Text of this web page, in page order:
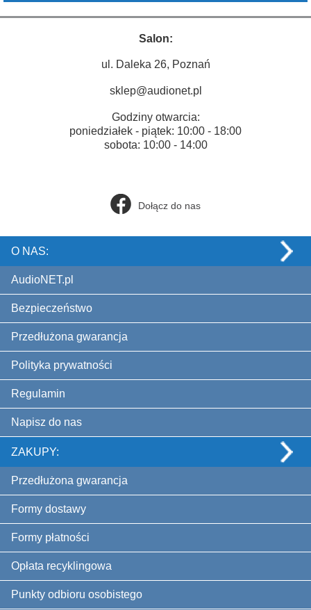
Salon:
ul. Daleka 26, Poznań
sklep@audionet.pl
Godziny otwarcia:
poniedziałek - piątek: 10:00 - 18:00
sobota: 10:00 - 14:00
Dołącz do nas
O NAS:
AudioNET.pl
Bezpieczeństwo
Przedłużona gwarancja
Polityka prywatności
Regulamin
Napisz do nas
ZAKUPY:
Przedłużona gwarancja
Formy dostawy
Formy płatności
Opłata recyklingowa
Punkty odbioru osobistego